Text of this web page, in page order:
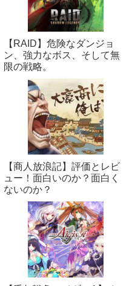
【RAID】危険なダンジョ
ン、強力なボス、そして無
限の戦略。
【商人放浪‪記】評価とレビ
ュー！面白いのか？面白く
ないのか？